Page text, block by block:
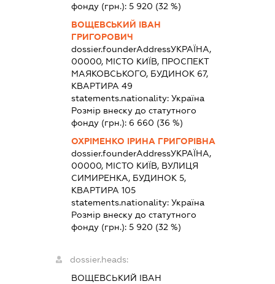
фонду (грн.): 5 920 (32 %)
ВОЩЕВСЬКИЙ ІВАН
ГРИГОРОВИЧ
dossier.founderAddressУКРАЇНА,
00000, МІСТО КИЇВ, ПРОСПЕКТ
МАЯКОВСЬКОГО, БУДИНОК 67,
КВАРТИРА 49
statements.nationality: Україна
Розмір внеску до статутного
фонду (грн.): 6 660 (36 %)
ОХРІМЕНКО ІРИНА ГРИГОРІВНА
dossier.founderAddressУКРАЇНА,
00000, МІСТО КИЇВ, ВУЛИЦЯ
СИМИРЕНКА, БУДИНОК 5,
КВАРТИРА 105
statements.nationality: Україна
Розмір внеску до статутного
фонду (грн.): 5 920 (32 %)
dossier.heads:
ВОЩЕВСЬКИЙ ІВАН